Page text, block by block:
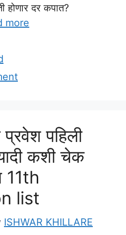
होणार दर कपात?
more
पहिली
कशी चेक
11th
list
ISHWAR KHILLARE